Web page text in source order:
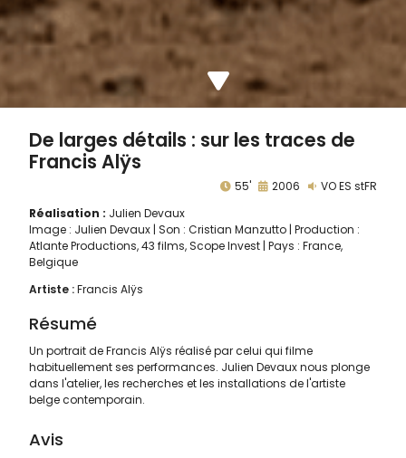
Artiste :Francis Alÿs
De larges détails : sur les traces de
Francis Alÿs
55' 2006
VO ES stFR
Réalisation : Julien Devaux
Image : Julien Devaux | Son : Cristian Manzutto | Production :
Atlante Productions, 43 films, Scope Invest | Pays : France,
Belgique
Résumé
Un portrait de Francis Alÿs réalisé par celui qui filme
habituellement ses performances. Julien Devaux nous plonge
dans l'atelier, les recherches et les installations de l'artiste
belge contemporain.
Avis